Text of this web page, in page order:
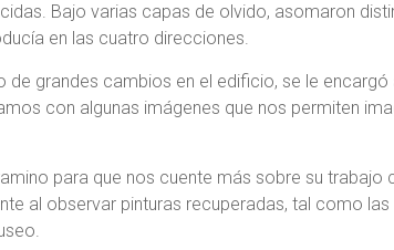
Bajo varias capas de olvido, asomaron
en las cuatro direcciones.
de grandes cambios en el edificio, se le
con algunas imágenes que nos permiten
para que nos cuente más sobre su trabajo
al observar pinturas recuperadas, tal como